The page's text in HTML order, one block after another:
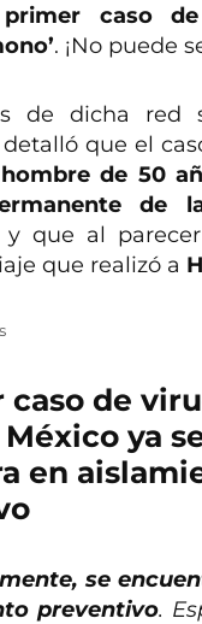
caso
. ¡No puede
de dicha red
que el
de 50
de
que al
que realizó a
caso de
ya
en
se
preventivo.